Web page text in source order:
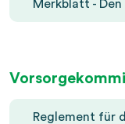
Merkblatt -
Reglement für